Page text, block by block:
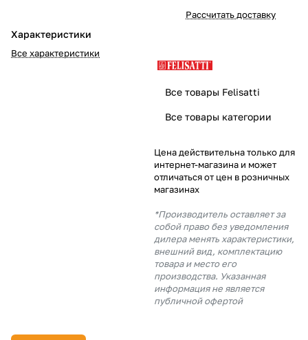
Характеристики
Все характеристики
Рассчитать доставку
Все товары Felisatti
Все товары категории
Цена действительна только для
интернет-магазина и может
отличаться от цен в розничных
магазинах
*Производитель оставляет за
собой право без уведомления
дилера менять характеристики,
внешний вид, комплектацию
товара и место его
производства. Указанная
информация не является
публичной офертой
Оплачивайте сегодня только
% картой любого банка
% будут
с вашей карты